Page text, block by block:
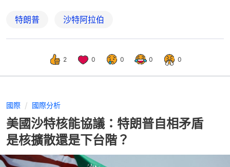
特朗普 沙特阿拉伯
2 0 0 0 0
國際 國際分析
美國沙特核能協議：特朗普自相矛盾
是核擴散還是下台階？